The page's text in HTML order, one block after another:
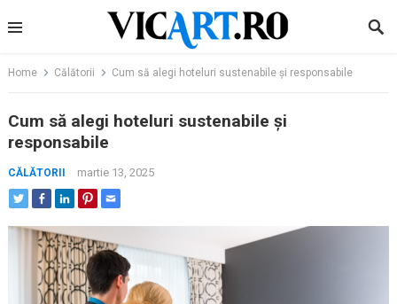
to
Home Călătorii Cum să alegi hoteluri sustenabile și responsabile
Cum să alegi hoteluri sustenabile și
responsabile
CĂLĂTORII martie 13, 2025